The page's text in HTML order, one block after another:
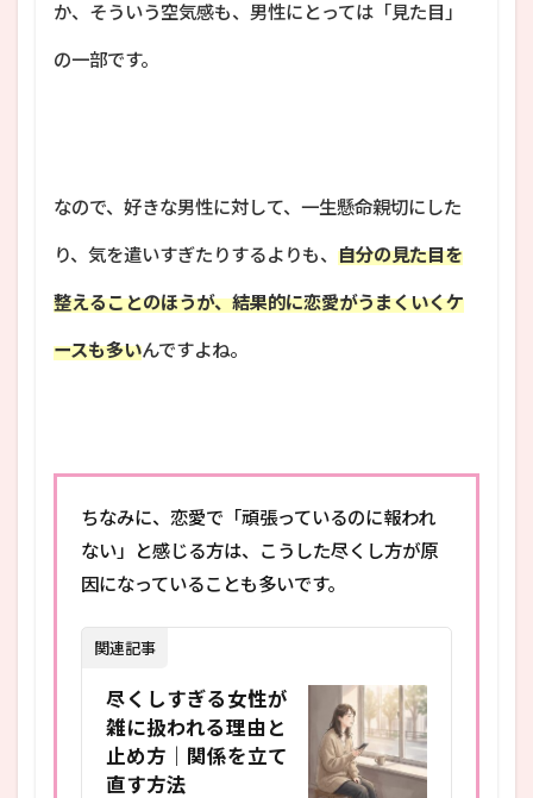
か、そういう空気感も、男性にとっては「見た目」
の一部です。
なので、好きな男性に対して、一生懸命親切にした
り、気を遣いすぎたりするよりも、 自分の見た目を
整えることのほうが、結果的に恋愛がうまくいくケ
ースも多いんですよね。
ちなみに、恋愛で「頑張っているのに報われ
ない」と感じる方は、こうした尽くし方が原
因になっていることも多いです。
関連記事
尽くしすぎる女性が
雑に扱われる理由と
止め方｜関係を立て
直す方法